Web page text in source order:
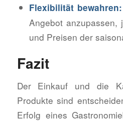
Flexibilität bewahren:
Angebot anzupassen,
und Preisen der
Fazit
Der Einkauf und die
Produkte sind
Erfolg eines